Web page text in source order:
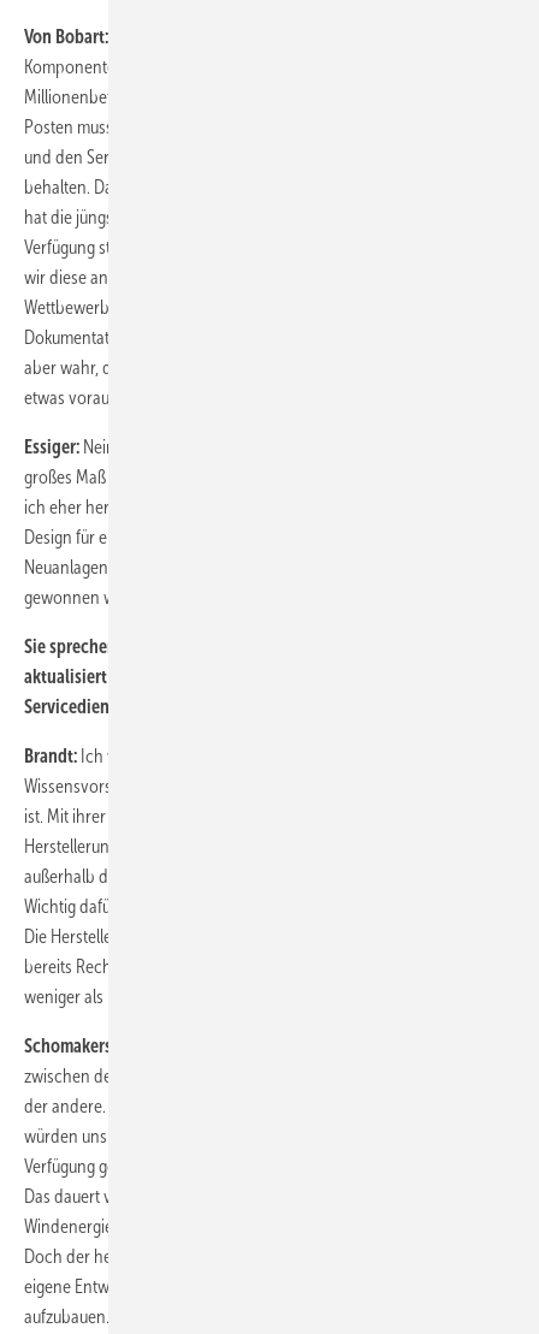
Von Bobart:
Komponenten ist der Hersteller vorne. Er gibt zwei- bis dreistellige
Millionenbeträge für die Entwicklung einer Anlage aus. Und diesen
Posten muss er sich wiederholen, was über den Verkauf der Anlage
und den Service geht. Den Wissensvorsprung möchte der Hersteller
behalten. Das ist legitim. Bei Dokumentation und Teileverfügbarkeit
hat die jüngste Vergangenheit aber bestätigt, dass sowohl die Teile zur
Verfügung stehen als auch die Dokumentation. Das heißt nicht, dass
wir diese an unabhängige Servicedienstleister und damit unsere
Wettbewerber geben müssen. Unsere Kunden bekommen vielmehr
Dokumentationen, die sie für die Wartung benötigen. Wir nehmen
aber wahr, dass unabhängige Anbieter in Schnelligkeit und Flexibilität
etwas voraus haben.
Essiger: Nein. Ich stehe für einen Anlagenhersteller, der sich durch ein
großes Maß an Schnelligkeit und Flexibilität geradezu auszeichnet. Was
ich eher hervorheben will, ist die Wechselwirkung zwischen dem
Design für eine Neuanlage und dem Service. Das Design für
Neuanlagen beruht auf Erfahrungen, die im Feld mit dem Service
gewonnen wurden …
Sie sprechen von einer Schadensdatenbank, die regelmäßig
aktualisiert wird und in die hersteller­unabhängige
Servicedienstleister auch gerne Einblick nehmen würden?
Brandt: Ich würde hier gerne einhaken. Ich glaube, dass der
Wissensvorsprung des Herstellers in der Praxis schnell aufgebraucht
ist. Mit ihrer vollständigen Konzentration auf Instandhaltung können
Herstellerunabhängige diesen ganz schnell wettmachen. Bei Anlagen
außerhalb der Gewährleistung sind wir binnen zwei Jahren besser.
Wichtig dafür ist nur, dass das wettbewerbsrechtlich unterstützt wird.
Die Hersteller dürften eigentlich nichts vorenthalten. Es gibt ja dazu
bereits Rechtsprechungen, allerdings traditionell in unserer Branche
weniger als in anderen Branchen.
Schomakers:
zwischen den Herstellern. Der eine stellt etwas mehr zur Verfügung als
der andere. Aber keine dieser Standardinformationen reicht aus. Wir
würden uns wünschen, dass weitergehende Dokumente zur
Verfügung gestellt werden – wie es in anderen Branchen Standard ist.
Das dauert vielleicht noch fünf bis zehn Jahre. Zwar bilden manche
Windenergieanlagenhersteller in Schulungszentren ihre Kunden aus.
Doch der herstellerunabhängige Wartungsdienstleister kann nur
eigene Entwicklungsingenieure nutzen, um eigene Dokumentationen
aufzubauen. Wir sind bei Availon so weit gegangen, dass wir eigene